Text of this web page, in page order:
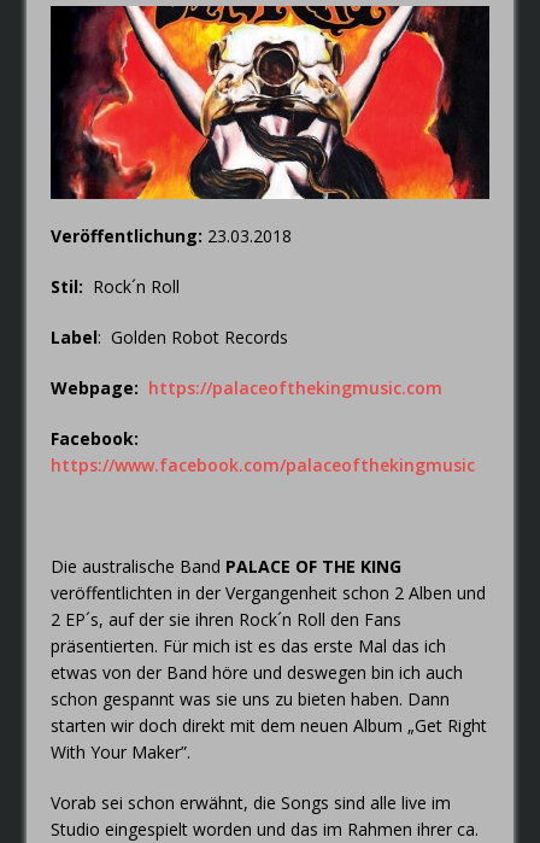
Thorsagon
RIOT V – Live In Japan 2018
Veröffentlichung: 23.03.2018
Stil: Rock´n Roll
Label: Golden Robot Records
Webpage: https://palaceofthekingmusic.com
Facebook:
https://www.facebook.com/palaceofthekingmusic
Die australische Band PALACE OF THE KING
veröffentlichten in der Vergangenheit schon 2 Alben und
2 EP´s, auf der sie ihren Rock´n Roll den Fans
präsentierten. Für mich ist es das erste Mal das ich
etwas von der Band höre und deswegen bin ich auch
schon gespannt was sie uns zu bieten haben. Dann
starten wir doch direkt mit dem neuen Album „Get Right
With Your Maker”.
Vorab sei schon erwähnt, die Songs sind alle live im
Studio eingespielt worden und das im Rahmen ihrer ca.